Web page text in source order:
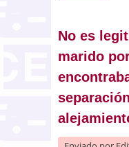
No es
marido